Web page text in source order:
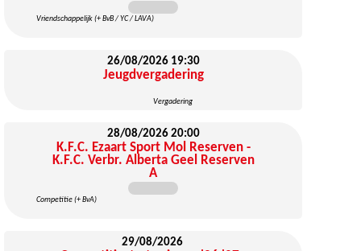
Vriendschappelijk (+ BvB / YC / LAVA)
26/08/2026 19:30
Jeugdvergadering
Vergadering
28/08/2026 20:00
K.F.C. Ezaart Sport Mol Reserven -
K.F.C. Verbr. Alberta Geel Reserven
A
Competitie (+ BvA)
29/08/2026